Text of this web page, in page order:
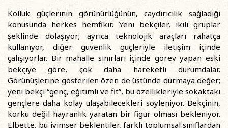
Kolluk güçlerinin görünürlüğünün, caydırıcılık sağladığı
konusunda herkes hemfikir. Yeni bekçiler, ikili gruplar
şeklinde dolaşıyor; ayrıca teknolojik araçları rahatça
kullanıyor, diğer güvenlik güçleriyle iletişim içinde
çalışıyorlar. Bir mahalle sınırları içinde görev yapan eski
bekçiye göre, çok daha hareketli durumdalar.
Görünüşlerine gösterilen özen de üstünde durmaya değer;
yeni bekçi “genç, eğitimli ve fit”, bu özellikleriyle sokaktaki
gençlere daha kolay ulaşabilecekleri söyleniyor. Bekçinin,
korku değil hayranlık yaratan bir figür olması bekleniyor.
Elbette, bu iyimser beklentiler, farklı toplumsal sınıflardan